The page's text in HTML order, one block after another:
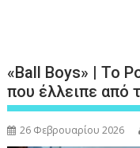
«Ball Boys» | Το
που έλλειπε από
26 Φεβρουαρίου 2026